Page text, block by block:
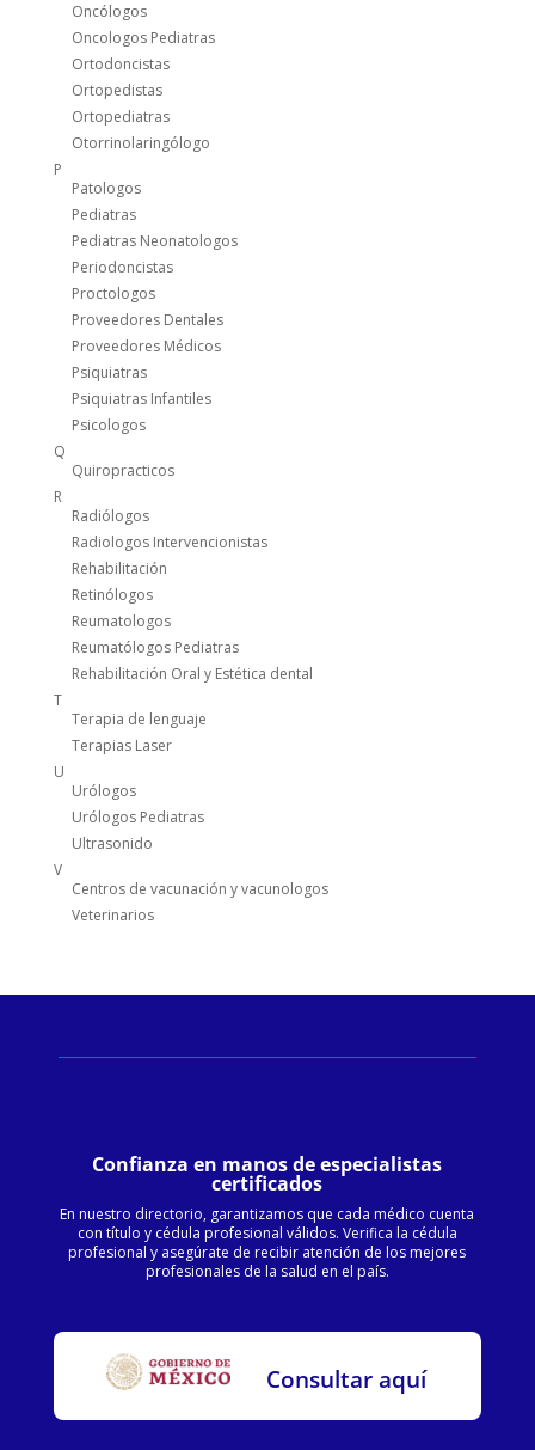
Oncólogos
Oncologos Pediatras
Ortodoncistas
Ortopedistas
Ortopediatras
Otorrinolaringólogo
P
Patologos
Pediatras
Pediatras Neonatologos
Periodoncistas
Proctologos
Proveedores Dentales
Proveedores Médicos
Psiquiatras
Psiquiatras Infantiles
Psicologos
Q
Quiropracticos
R
Radiólogos
Radiologos Intervencionistas
Rehabilitación
Retinólogos
Reumatologos
Reumatólogos Pediatras
Rehabilitación Oral y Estética dental
T
Terapia de lenguaje
Terapias Laser
U
Urólogos
Urólogos Pediatras
Ultrasonido
V
Centros de vacunación y vacunologos
Veterinarios
Confianza en manos de especialistas
certificados
En nuestro directorio, garantizamos que cada médico cuenta
con título y cédula profesional válidos. Verifica la cédula
profesional y asegúrate de recibir atención de los mejores
profesionales de la salud en el país.
Consultar aquí